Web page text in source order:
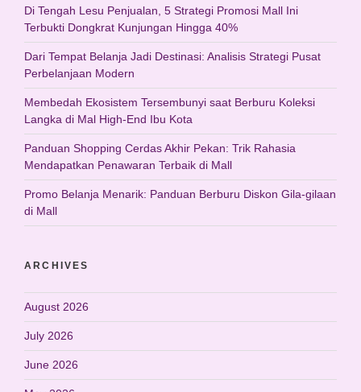
Di Tengah Lesu Penjualan, 5 Strategi Promosi Mall Ini
Terbukti Dongkrat Kunjungan Hingga 40%
Dari Tempat Belanja Jadi Destinasi: Analisis Strategi Pusat
Perbelanjaan Modern
Membedah Ekosistem Tersembunyi saat Berburu Koleksi
Langka di Mal High-End Ibu Kota
Panduan Shopping Cerdas Akhir Pekan: Trik Rahasia
Mendapatkan Penawaran Terbaik di Mall
Promo Belanja Menarik: Panduan Berburu Diskon Gila-gilaan
di Mall
ARCHIVES
August 2026
July 2026
June 2026